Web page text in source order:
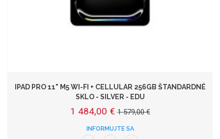
IPAD PRO 11" M5 WI-FI + CELLULAR 256GB ŠTANDARDNÉ
SKLO - SILVER - EDU
1 484,00 € 1 579,00 €
INFORMUJTE SA